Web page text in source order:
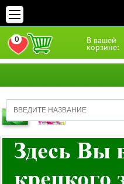
В вашей
корзине:
0
ПЕРЕЙТИ В ИЗБРАННОЕ